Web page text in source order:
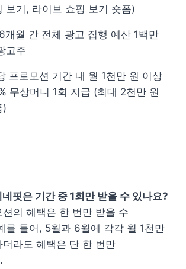
보기, 라이브 쇼핑 보기 숏폼)
개월 간 전체 광고 집행 예산 1백만
고주
프로모션 기간 내 월 1천만 원 이상
무상머니 1회 지급 (최대 2천만 원
)
핏은 기간 중 1회만 받을 수 있나요?
의 혜택은 한 번만 받을 수
를 들어, 5월과 6월에 각각 월 1천만
더라도 혜택은 단 한 번만